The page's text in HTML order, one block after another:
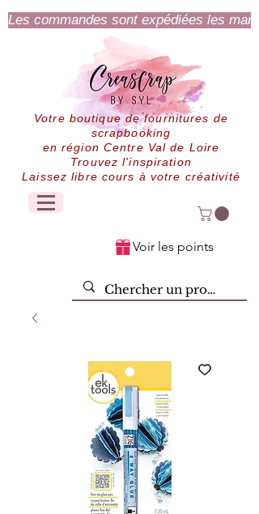
Les commandes sont expédiées les
Votre boutique de fournitures de
scrapbooking
en région Centre Val de Loire
Trouvez l'inspiration
Laissez libre cours à votre créativité
Voir les points